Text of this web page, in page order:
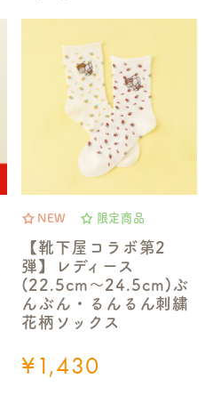
NEW 限定商品
【靴下屋コラボ第2
弾】レディース
(22.5cm～24.5cm)ぶ
んぶん・るんるん刺繍
花柄ソックス
¥1,430